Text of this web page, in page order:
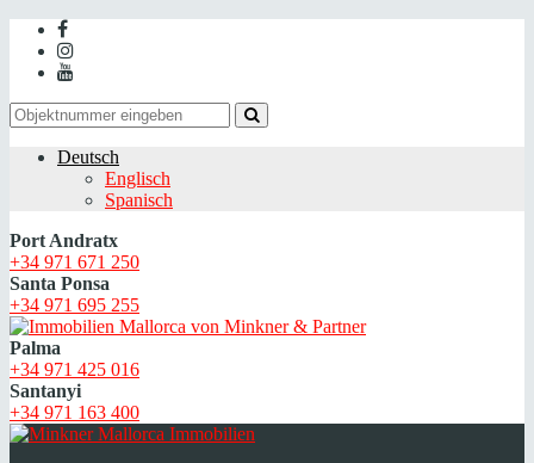
Deutsch
Englisch
Spanisch
Port Andratx
+34 971 671 250
Santa Ponsa
+34 971 695 255
Palma
+34 971 425 016
Santanyi
+34 971 163 400